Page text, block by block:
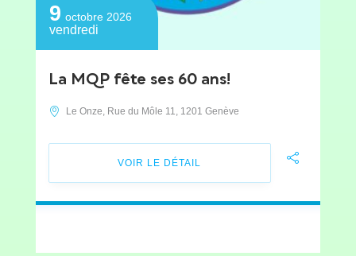
9 octobre 2026
vendredi
La MQP fête ses 60 ans!
Le Onze, Rue du Môle 11, 1201 Genève
VOIR LE DÉTAIL